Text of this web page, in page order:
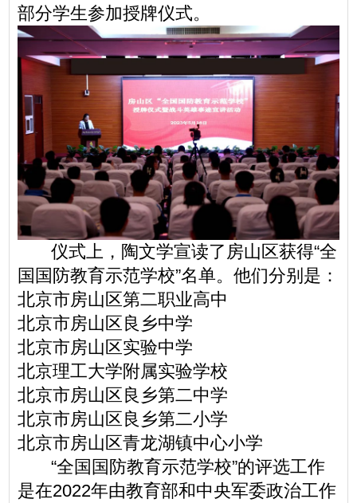
部分学生参加授牌仪式。
仪式上，陶文学宣读了房山区获得“全
国国防教育示范学校”名单。他们分别是：
北京市房山区第二职业高中
北京市房山区良乡中学
北京市房山区实验中学
北京理工大学附属实验学校
北京市房山区良乡第二中学
北京市房山区良乡第二小学
北京市房山区青龙湖镇中心小学
“全国国防教育示范学校”的评选工作
是在2022年由教育部和中央军委政治工作